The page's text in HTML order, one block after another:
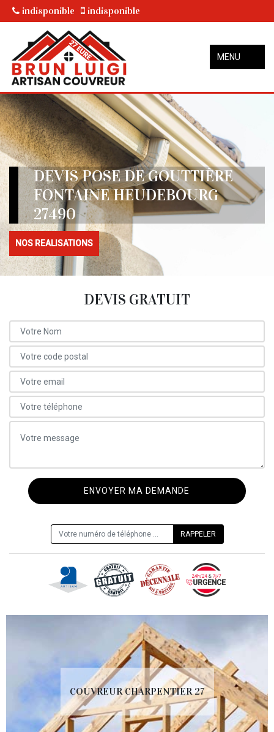
indisponible indisponible
MENU
DEVIS POSE DE GOUTTIÈRE
FONTAINE HEUDEBOURG
27490
NOS REALISATIONS
DEVIS GRATUIT
COUVREUR CHARPENTIER 27